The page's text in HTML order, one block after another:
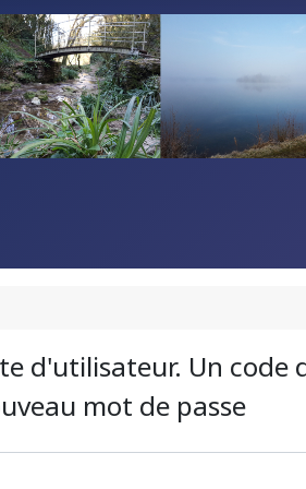
d'utilisateur. Un code
mot de passe